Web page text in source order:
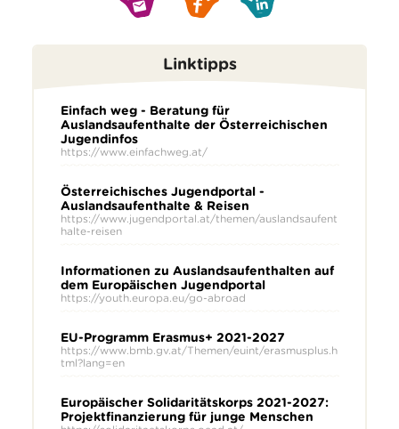
Linktipps
Einfach weg - Beratung für
Auslandsaufenthalte der Österreichischen
Jugendinfos
https://www.einfachweg.at/
Österreichisches Jugendportal -
Auslandsaufenthalte & Reisen
https://www.jugendportal.at/themen/auslandsaufent
halte-reisen
Informationen zu Auslandsaufenthalten auf
dem Europäischen Jugendportal
https://youth.europa.eu/go-abroad
EU-Programm Erasmus+ 2021-2027
https://www.bmb.gv.at/Themen/euint/erasmusplus.h
tml?lang=en
Europäischer Solidaritätskorps 2021-2027:
Projektfinanzierung für junge Menschen